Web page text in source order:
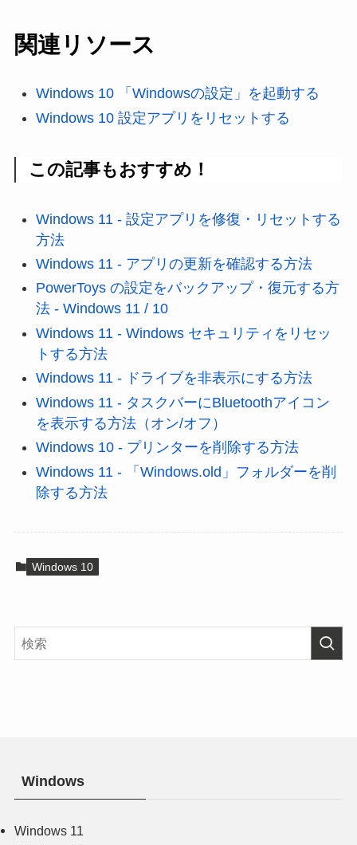
関連リソース
Windows 10 「Windowsの設定」を起動する
Windows 10 設定アプリをリセットする
この記事もおすすめ！
Windows 11 - 設定アプリを修復・リセットする
方法
Windows 11 - アプリの更新を確認する方法
PowerToys の設定をバックアップ・復元する方
法 - Windows 11 / 10
Windows 11 - Windows セキュリティをリセッ
トする方法
Windows 11 - ドライブを非表示にする方法
Windows 11 - タスクバーにBluetoothアイコン
を表示する方法（オン/オフ）
Windows 10 - プリンターを削除する方法
Windows 11 - 「Windows.old」フォルダーを削
除する方法
Windows 10
Windows
Windows 11